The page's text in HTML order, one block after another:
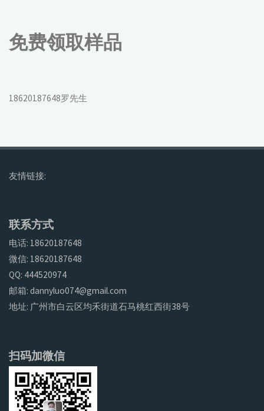
免费领取样品
18620187648罗先生
友情链接:
联系方式
电话: 18620187648
微信: 18620187648
QQ: 444520974
邮箱: dannyluo074@gmail.com
地址: 广州市白云区均禾街道石马桃红西街38号
扫码加微信